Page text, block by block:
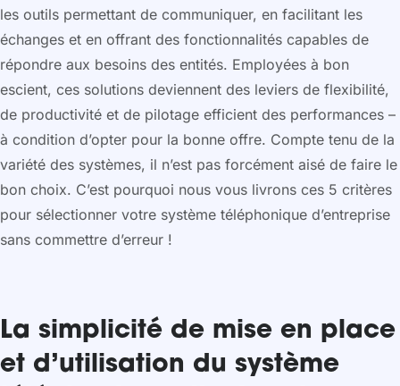
les outils permettant de communiquer, en facilitant les
échanges et en offrant des fonctionnalités capables de
répondre aux besoins des entités. Employées à bon
escient, ces solutions deviennent des leviers de flexibilité,
de productivité et de pilotage efficient des performances –
à condition d’opter pour la bonne offre. Compte tenu de la
variété des systèmes, il n’est pas forcément aisé de faire le
bon choix. C’est pourquoi nous vous livrons ces 5 critères
pour sélectionner votre système téléphonique d’entreprise
sans commettre d’erreur !
La simplicité de mise en place
et d’utilisation du système